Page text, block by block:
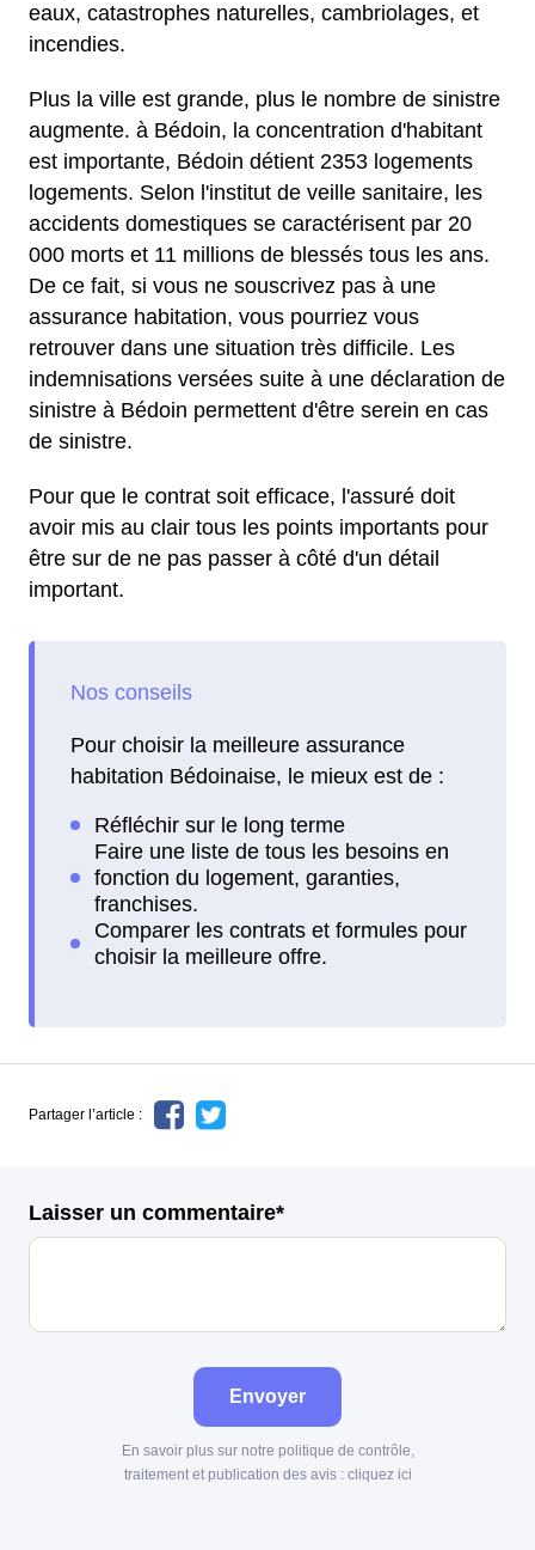
eaux, catastrophes naturelles, cambriolages, et
incendies.
Plus la ville est grande, plus le nombre de sinistre
augmente. à Bédoin, la concentration d'habitant
est importante, Bédoin détient 2353 logements
logements. Selon l'institut de veille sanitaire, les
accidents domestiques se caractérisent par 20
000 morts et 11 millions de blessés tous les ans.
De ce fait, si vous ne souscrivez pas à une
assurance habitation, vous pourriez vous
retrouver dans une situation très difficile. Les
indemnisations versées suite à une déclaration de
sinistre à Bédoin permettent d'être serein en cas
de sinistre.
Pour que le contrat soit efficace, l'assuré doit
avoir mis au clair tous les points importants pour
être sur de ne pas passer à côté d'un détail
important.
Pour choisir la meilleure assurance
habitation Bédoinaise, le mieux est de :
Partager l’article :
Laisser un commentaire*
Envoyer
En savoir plus sur notre politique de contrôle,
traitement et publication des avis : cliquez ici